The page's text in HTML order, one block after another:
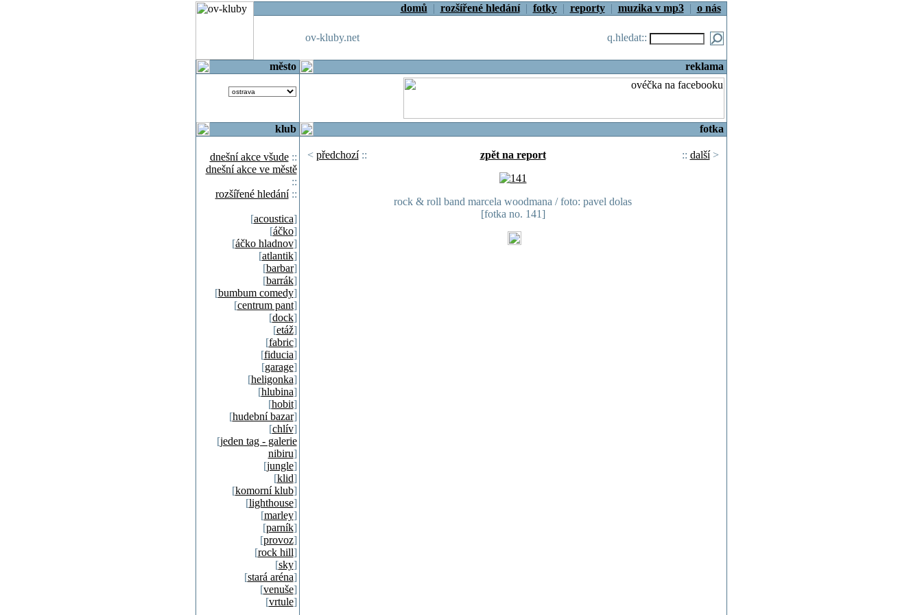
domů | rozšířené hledání| fotky| reporty| muzika v mp3| o nás
ov-kluby.net q.hledat::
město reklama
klub
dnešní akce všude::
dnešní akce ve městě
::
rozšířené hledání::
[acoustica]
[áčko]
[áčko hladnov]
[atlantik]
[barbar]
[barrák]
[bumbum comedy]
[centrum pant]
[dock]
[etáž]
[fabric]
[fiducia]
[garage]
[heligonka]
[hlubina]
[hobit]
[hudební bazar]
[chlív]
[jeden tag - galerie
nibiru]
[jungle]
[klid]
[komorní klub]
[lighthouse]
[marley]
[parník]
[provoz]
[rock hill]
[sky]
[stará aréna]
[venuše]
[vrtule]
fotka
< předchozí:: zpět na report :: další>
rock & roll band marcela woodmana / foto: pavel dolas
[fotka no. 141]